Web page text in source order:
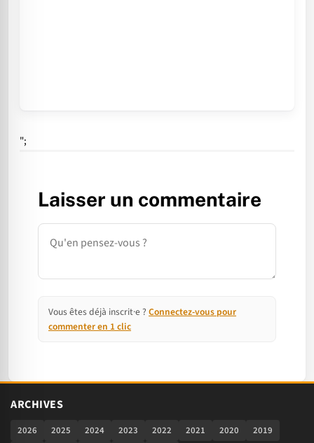
";
Laisser un commentaire
Commentaire
Vous êtes déjà inscrit·e ? Connectez-vous pour
commenter en 1 clic
ARCHIVES
2026 2025 2024 2023 2022 2021 2020
2019